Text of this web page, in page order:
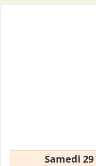
Samedi